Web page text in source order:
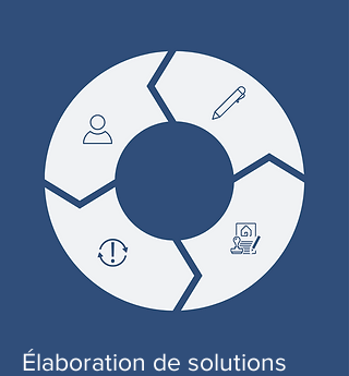
Élaboration de solutions